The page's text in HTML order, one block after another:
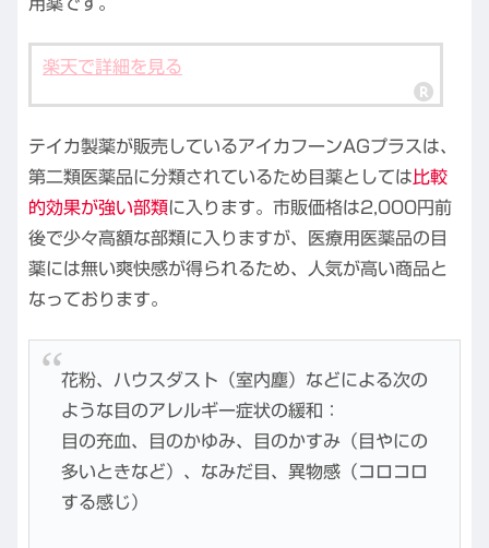
楽天で詳細を見る
テイカ製薬が販売しているアイカフーンAGプラスは、
第二類医薬品に分類されているため目薬としては 比較
的効果が強い部類に入ります。市販価格は2,000円前
後で少々高額な部類に入りますが、医療用医薬品の目
薬には無い爽快感が得られるため、人気が高い商品と
なっております。
花粉、ハウスダスト（室内塵）などによる次の
ような目のアレルギー症状の緩和：
目の充血、目のかゆみ、目のかすみ（目やにの
多いときなど）、なみだ目、異物感（コロコロ
する感じ）